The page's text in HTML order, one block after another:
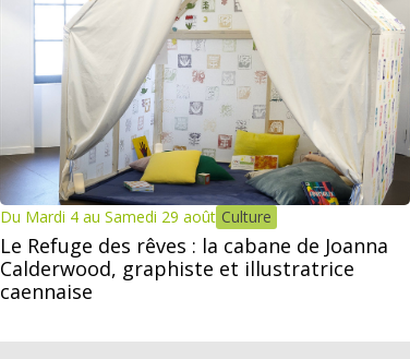
Du Mardi 4 au Samedi 29 août Culture
Le Refuge des rêves : la cabane de Joanna
Calderwood, graphiste et illustratrice
caennaise